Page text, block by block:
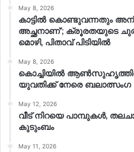
May 8, 2026
കാട്ടിൽ കൊണ്ടുവന്നതും
അച്ഛനാണ്’; ക്രൂരതയുടെ
മൊഴി, പിതാവ് പിടിയിൽ
May 8, 2026
കൊച്ചിയിൽ
യുവതിക്ക് നേരെ ബലാത്സംഗ​
May 12, 2026
വീട് നിറയെ പാമ്പുകൾ,
കുടുംബം
May 11, 2026